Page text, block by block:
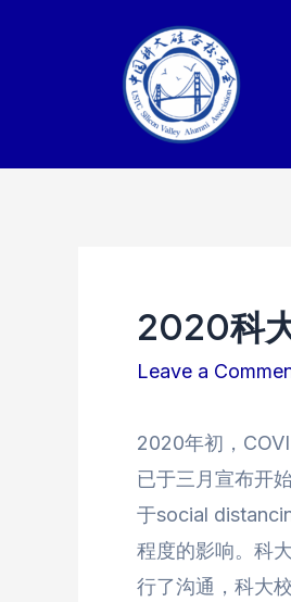
2020科
Leave a
2020年初，
已于三月宣布开
于social
程度的影响。科
行了沟通，科大